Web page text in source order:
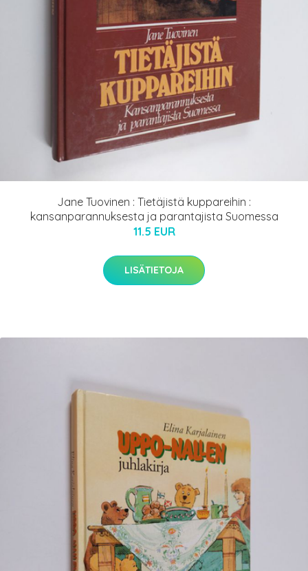
Jane Tuovinen : Tietäjistä kuppareihin :
kansanparannuksesta ja parantajista Suomessa
11.5 EUR
LISÄTIETOJA